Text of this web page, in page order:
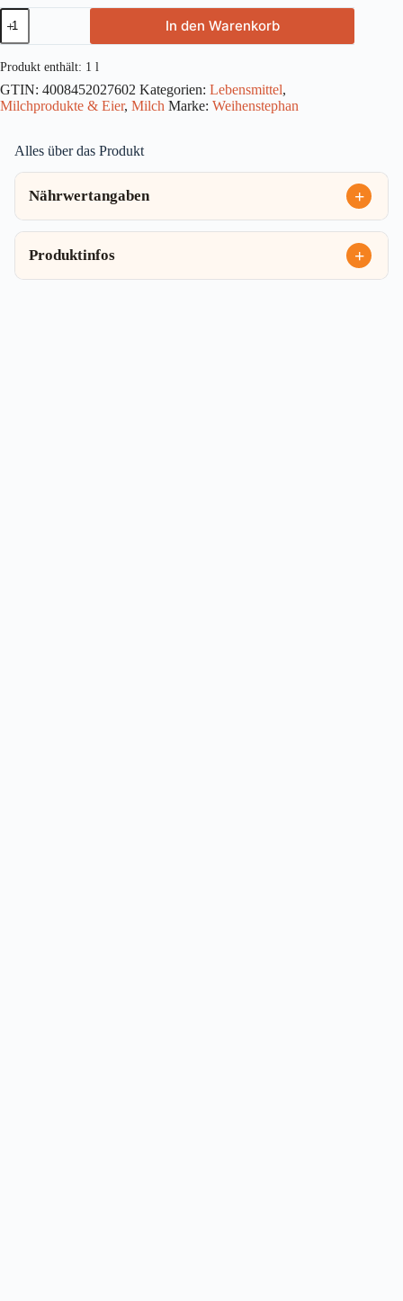
Weihenstephan
Haltbare
Milch
3,5%
1l
Menge
In den Warenkorb
Produkt enthält: 1 l
GTIN: 4008452027602 Kategorien: Lebensmittel,
Milchprodukte & Eier, Milch Marke: Weihenstephan
Alles über das Produkt
Nährwertangaben
Produktinfos